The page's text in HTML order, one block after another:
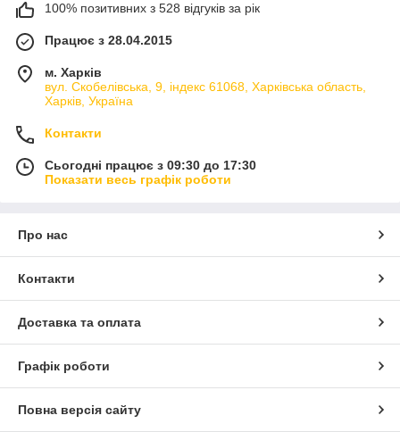
100% позитивних з 528 відгуків за рік
Працює з 28.04.2015
м. Харків
вул. Скобелівська, 9, індекс 61068, Харківська область,
Харків, Україна
Контакти
Сьогодні працює з 09:30 до 17:30
Показати весь графік роботи
Про нас
Контакти
Доставка та оплата
Графік роботи
Повна версія сайту